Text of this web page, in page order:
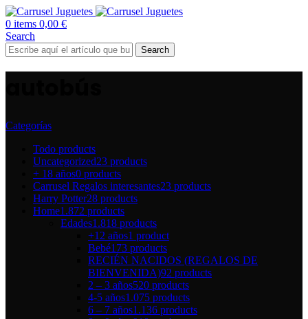
0 items 0,00 €
Search
Search
Categorías
Todo products
Uncategorized23 products
+ 18 años0 products
Carrusel Regalos interesantes23 products
Harry Potter28 products
Home1.872 products
Edades1.818 products
+12 años1 product
Bebé173 products
RECIÉN NACIDOS (REGALOS DE
BIENVENIDA)92 products
2 – 3 años520 products
4-5 años1.075 products
6 – 7 años1.136 products